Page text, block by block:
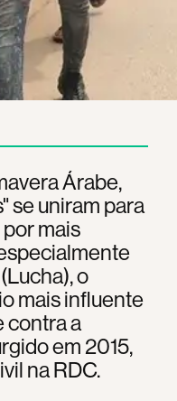
Árabe,
se uniram para
mais
o
mais influente
contra a
em 2015,
na RDC.